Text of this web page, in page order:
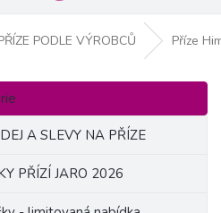
PODLE VÝROBCŮ Příze
A SLEVY NA PŘÍZE
PŘÍZÍ JARO 2026